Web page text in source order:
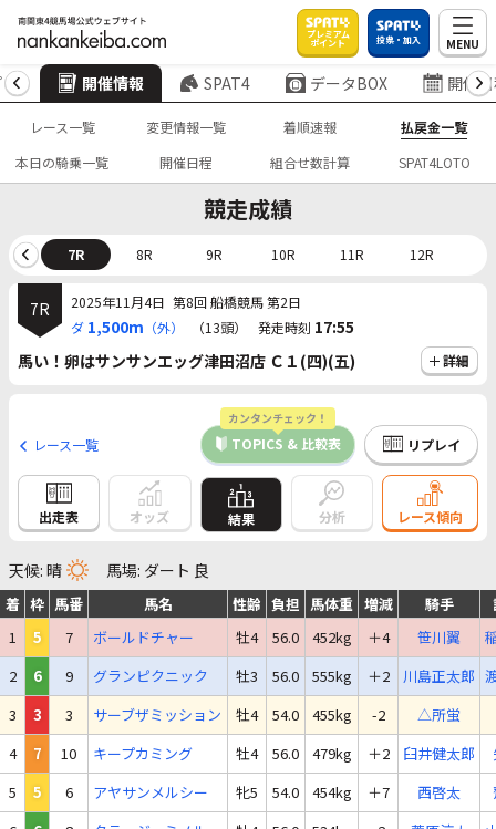
プレミアム
ポイント 投票・加入 MENU
開催情報 SPAT4 データBOX 開催
レース一覧 変更情報一覧 着順速報
払戻金一覧
本日の騎乗一覧
開催日程 組合せ数計算 SPAT4LOTO
競走成績
7R 8R 9R 10R 11R 12R
7R 2025年11月4日 第8回 船橋競馬 第2日
ダ 1,500m （外） （13頭） 発走時刻 17:55
馬い！卵はサンサンエッグ津田沼店 Ｃ１(四)(五)
詳細
レース一覧
カンタンチェック！
TOPICS & 比較表 リプレイ
出走表 オッズ 結果 分析 レース傾向
天候: 晴 馬場: ダート 良
着 枠 馬番 馬名 性齢 負担 馬体重 増減 騎手
1
5 7 ボールドチャー 牡4 56.0 452kg ＋4 笹川翼
2
6 9 グランピクニック 牡3 56.0 555kg ＋2 川島正太郎
3
3 3 サーブザミッション 牡4 54.0 455kg -2
△所蛍
4
7 10 キープカミング 牡4 56.0 479kg ＋2 臼井健太郎
5
5 6 アヤサンメルシー 牝5 54.0 454kg ＋7 西啓太